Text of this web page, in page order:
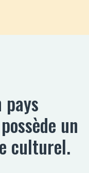
un
culturel.